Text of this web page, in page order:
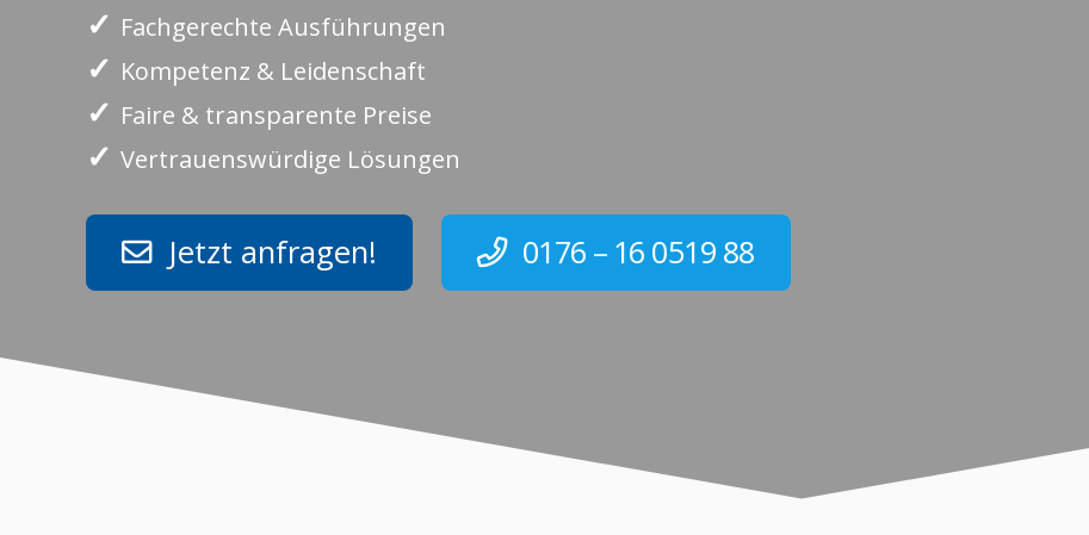
✓ Fachgerechte Ausführungen
✓ Kompetenz & Leidenschaft
✓ Faire & transparente Preise
✓ Vertrauenswürdige Lösungen
Jetzt anfragen! 0176 – 16 0519 88